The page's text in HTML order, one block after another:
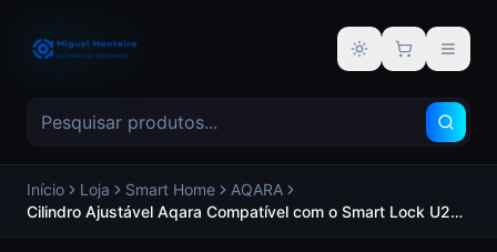
Alternar tema
Início Loja Smart Home
AQARA
Cilindro Ajustável Aqara Compatível com o Smart Lock U200